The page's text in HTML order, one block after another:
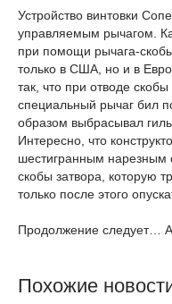
Устройство винтовки
управляемым рычагом.
при помощи рычага-
только в США, но и в
так, что при отводе
специальный рычаг бил
образом выбрасывал
Интересно, что
шестигранным нарезным
скобы затвора, которую
только после этого
Продолжение следует…
Похожие